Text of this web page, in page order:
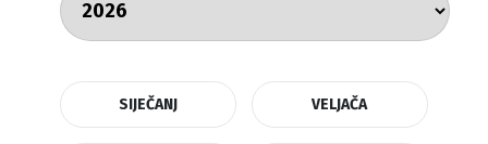
SIJEČANJ VELJAČA